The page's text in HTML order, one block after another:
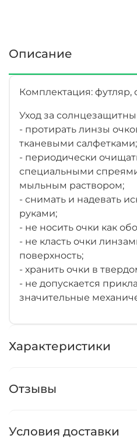
Описание
Комплектация: футляр,
Уход за
- протирать линзы
тканевыми салфетками;
- периодически
специальными
мыльным раствором;
- снимать и надевать
руками;
- не носить очки как
- не класть очки
поверхность;
- хранить очки в
- не допускается
значительные
Характеристики
Отзывы
Условия доставки